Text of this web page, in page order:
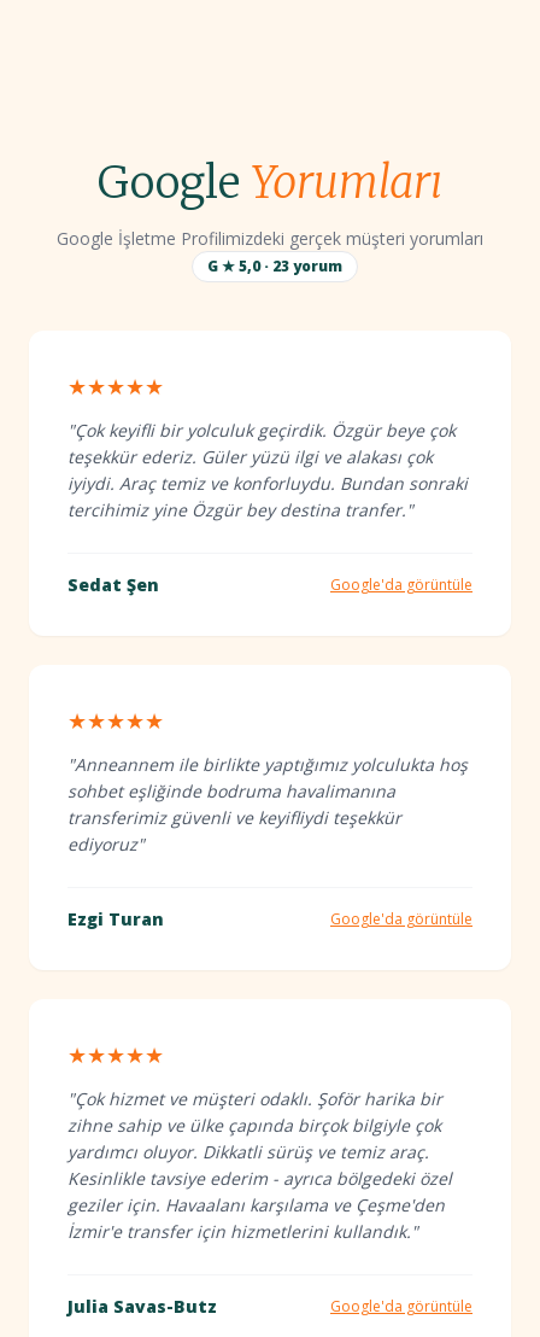
Google Yorumları
Google İşletme Profilimizdeki gerçek müşteri yorumları
G ★ 5,0 · 23 yorum
★★★★★
"Çok keyifli bir yolculuk geçirdik. Özgür beye çok
teşekkür ederiz. Güler yüzü ilgi ve alakası çok
iyiydi. Araç temiz ve konforluydu. Bundan sonraki
tercihimiz yine Özgür bey destina tranfer."
Sedat Şen Google'da görüntüle
★★★★★
"Anneannem ile birlikte yaptığımız yolculukta hoş
sohbet eşliğinde bodruma havalimanına
transferimiz güvenli ve keyifliydi teşekkür
ediyoruz"
Ezgi Turan Google'da görüntüle
★★★★★
"Çok hizmet ve müşteri odaklı. Şoför harika bir
zihne sahip ve ülke çapında birçok bilgiyle çok
yardımcı oluyor. Dikkatli sürüş ve temiz araç.
Kesinlikle tavsiye ederim - ayrıca bölgedeki özel
geziler için. Havaalanı karşılama ve Çeşme'den
İzmir'e transfer için hizmetlerini kullandık."
Julia Savas-Butz Google'da görüntüle